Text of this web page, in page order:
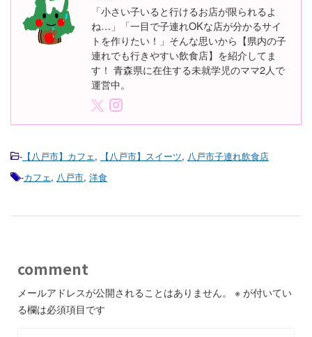
「小さい子いると行けるお店が限られるよ
ね…」「一目で子連れOKな店が分かるサイ
トを作りたい！」そんな思いから【県内の子
連れでも行きやすい飲食店】を紹介してま
す！ 青森県に在住する未就学児のママ2人で
運営中。
- 【八戸市】カフェ, 【八戸市】スイーツ, 八戸市子連れ飲食店
-カフェ, 八戸市, 洋食
comment
メールアドレスが公開されることはありません。 ※ が付いてい
る欄は必須項目です